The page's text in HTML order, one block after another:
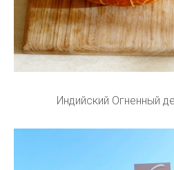
Индийский Огненный